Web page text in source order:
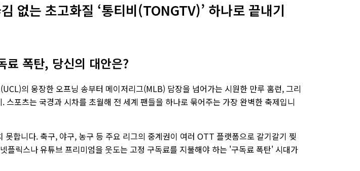
없는 초고화질 ‘통티비(TONGTV)’ 하나로 끝내기
료 폭탄, 당신의 대안은?
의 웅장한 오프닝 송부터 메이저리그(MLB) 담장을 넘어가는 시원한 만루 홈런, 그리
포츠는 국경과 시차를 초월해 전 세계 팬들을 하나로 묶어주는 가장 완벽한 축제입니
못합니다. 축구, 야구, 농구 등 주요 리그의 중계권이 여러 OTT 플랫폼으로 갈기갈기 찢
플릭스나 유튜브 프리미엄을 웃도는 고정 구독료를 지불해야 하는 '구독료 폭탄' 시대가